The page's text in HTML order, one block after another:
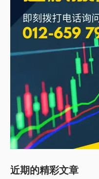
近期的精彩文章